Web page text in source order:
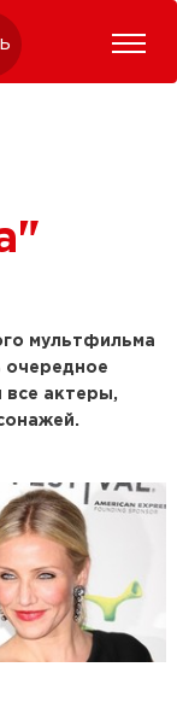
online
мультфильма
очередное
все актеры,